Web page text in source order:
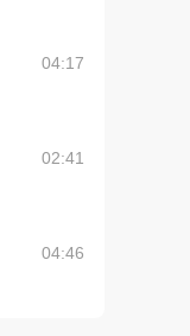
04:17
02:41
04:46